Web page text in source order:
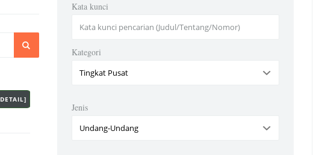
Kata kunci
Kategori
Jenis